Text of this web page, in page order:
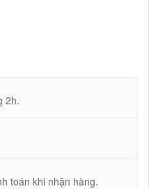
2h.
toán khi nhận hàng.